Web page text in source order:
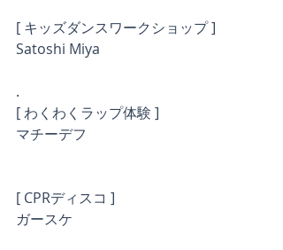
[ キッズダンスワークショップ ]
Satoshi Miya
.
[ わくわくラップ体験 ]
マチーデフ
[ CPRディスコ ]
ガースケ